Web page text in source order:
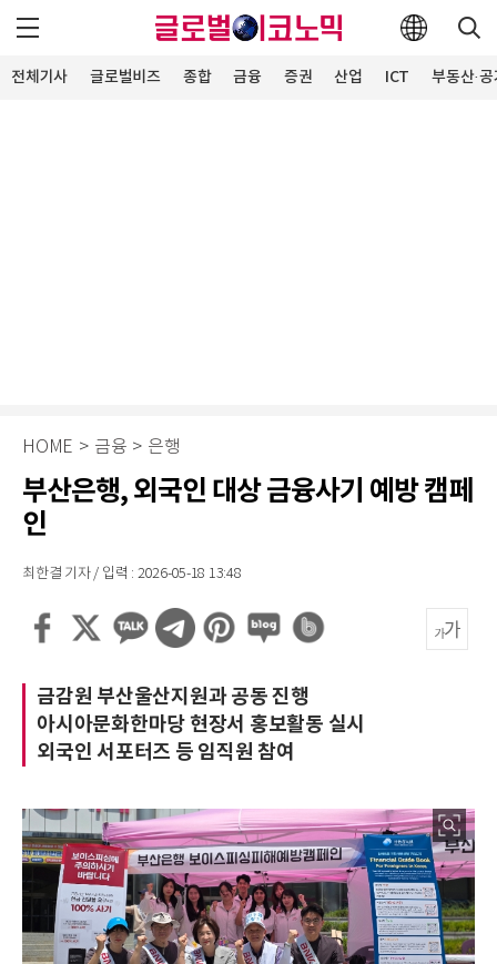
전체기사 글로벌비즈 종합 금융 증권 산업 ICT 부동산·
HOME > 금융 > 은행
부산은행, 외국인 대상 금융사기 예방 캠페
인
최한결 기자 / 입력 : 2026-05-18 13:48
금감원 부산울산지원과 공동 진행
아시아문화한마당 현장서 홍보활동 실시
외국인 서포터즈 등 임직원 참여